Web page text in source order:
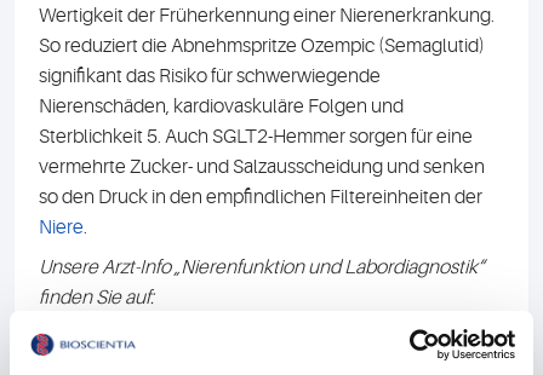
Wertigkeit der Früherkennung einer Nierenerkrankung.
So reduziert die Abnehmspritze Ozempic (Semaglutid)
signifikant das Risiko für schwerwiegende
Nierenschäden, kardiovaskuläre Folgen und
Sterblichkeit 5. Auch SGLT2-Hemmer sorgen für eine
vermehrte Zucker- und Salzausscheidung und senken
so den Druck in den empfindlichen Filtereinheiten der
Niere.
Unsere Arzt-Info „Nierenfunktion und Labordiagnostik“
finden Sie auf:
https://www.bioscientia.de/media/yehboljr/br217_beric
ht_nierenfunktionsdiagnostik.pdf